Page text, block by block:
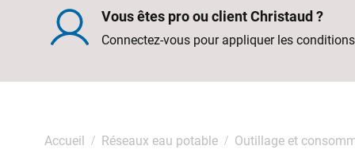
Vous êtes pro ou client Christaud ?
Connectez-vous pour appliquer les
Accueil Réseaux eau potable Outillage et